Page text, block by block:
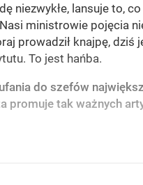
niezwykłe, lansuje to,
ministrowie pojęcia
prowadził knajpę, dziś
To jest hańba.
do szefów
promuje tak ważnych